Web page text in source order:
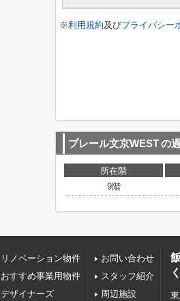
※利用規約及びプライバシー
プレール文京WESTの
所在階
9階
リノベーション物件
おすすめ事業用物件
デザイナーズ
お問い合わせ
スタッフ紹介
周辺施設